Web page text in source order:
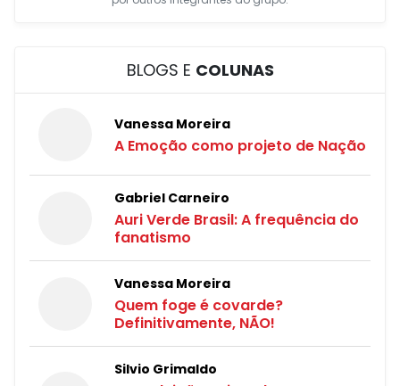
BLOGS E COLUNAS
Vanessa Moreira
A Emoção como projeto de Nação
Gabriel Carneiro
Auri Verde Brasil: A frequência do
fanatismo
Vanessa Moreira
Quem foge é covarde?
Definitivamente, NÃO!
Silvio Grimaldo